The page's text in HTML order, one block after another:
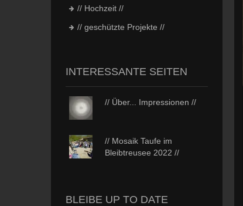
// Hochzeit //
// geschützte Projekte //
INTERESSANTE SEITEN
// Über... Impressionen //
// Mosaik Taufe im
Bleibtreusee 2022 //
BLEIBE UP TO DATE